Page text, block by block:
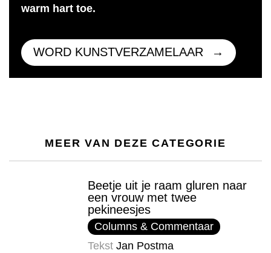
warm hart toe.
WORD KUNSTVERZAMELAAR
MEER VAN DEZE CATEGORIE
Beetje uit je raam gluren naar
een vrouw met twee
pekineesjes
Columns & Commentaar
Tekst Jan Postma